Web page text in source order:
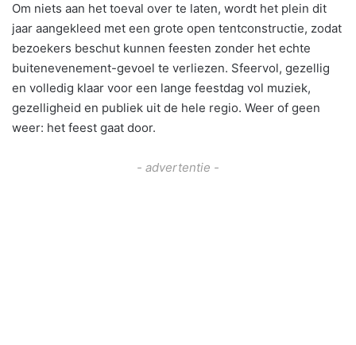
Om niets aan het toeval over te laten, wordt het plein dit
jaar aangekleed met een grote open tentconstructie, zodat
bezoekers beschut kunnen feesten zonder het echte
buitenevenement-gevoel te verliezen. Sfeervol, gezellig
en volledig klaar voor een lange feestdag vol muziek,
gezelligheid en publiek uit de hele regio. Weer of geen
weer: het feest gaat door.
- advertentie -